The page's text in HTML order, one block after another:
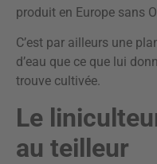
produit en Europe sans
C’est par ailleurs une
d’eau que ce que lui
trouve cultivée.
Le
au teilleur